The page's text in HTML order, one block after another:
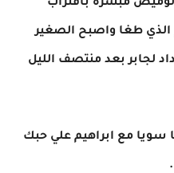
مبشره باقتراب
طغا واصبح الصغير
لجابر بعد منتصف الليل
مع ابراهيم علي حبك